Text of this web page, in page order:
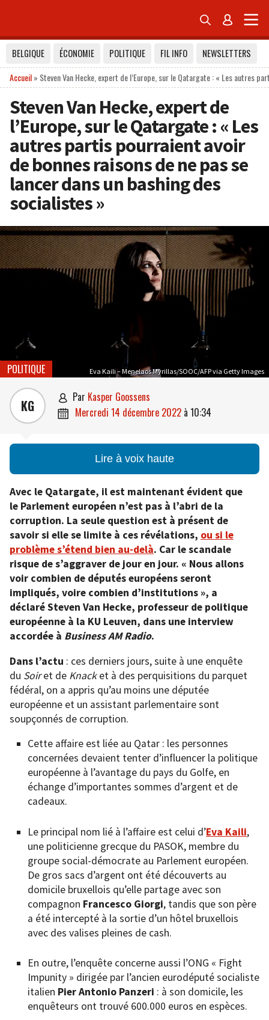
 
BELGIQUE ÉCONOMIE POLITIQUE FIL INFO
NEWSLETTERS
Accueil» Steven Van Hecke, expert de l’Europe, sur le Qatargate : « Les autres
Steven Van Hecke, expert de
l’Europe, sur le Qatargate : « Les
autres partis pourraient avoir
de bonnes raisons de ne pas se
lancer dans un bashing des
socialistes »
Eva Kaili – Menelaos Myrillas/SOOC/AFP via Getty Images
POLITIQUE
KG  par Kasper Goossens
 mercredi 14 décembre 2022 à 10:34
Lire à voix haute
Avec le Qatargate, il est maintenant évident que
le Parlement européen n’est pas à l’abri de la
corruption. La seule question est à présent de
savoir si elle se limite à ces révélations, ou si le
problème s’étend bien au-delà. Car le scandale
risque de s’aggraver de jour en jour. « Nous allons
voir combien de députés européens seront
impliqués, voire combien d’institutions », a
déclaré Steven Van Hecke, professeur de politique
européenne à la KU Leuven, dans une interview
accordée à Business AM Radio.
Dans l’actu : ces derniers jours, suite à une enquête
du Soiret de Knacket à des perquisitions du parquet
fédéral, on a appris qu’au moins une députée
européenne et un assistant parlementaire sont
soupçonnés de corruption.
Cette affaire est liée au Qatar : les personnes
concernées devaient tenter d’influencer la politique
européenne à l’avantage du pays du Golfe, en
échange d’importantes sommes d’argent et de
cadeaux.
Le principal nom lié à l’affaire est celui d’Eva Kaili,
une politicienne grecque du PASOK, membre du
groupe social-démocrate au Parlement européen.
De gros sacs d’argent ont été découverts au
domicile bruxellois qu’elle partage avec son
compagnon Francesco Giorgi, tandis que son père
a été intercepté à la sortie d’un hôtel bruxellois
avec des valises pleines de cash.
En outre, l’enquête concerne aussi l’ONG « Fight
Impunity » dirigée par l’ancien eurodéputé socialiste
italien Pier Antonio Panzeri : à son domicile, les
enquêteurs ont trouvé 600.000 euros en espèces.